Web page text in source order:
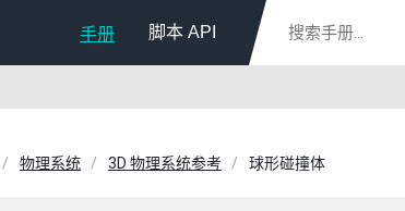
手册 脚本 API
物理系统 3D 物理系统参考 球形碰撞体